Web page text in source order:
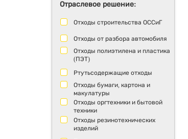
Отраслевое решение:
Отходы строительства ОССиГ
Отходы от разбора автомобиля
Отходы полиэтилена и пластика
(ПЭТ)
Ртутьсодержащие отходы
Отходы бумаги, картона и
макулатуры
Отходы оргтехники и бытовой
техники
Отходы резинотехнических
изделий